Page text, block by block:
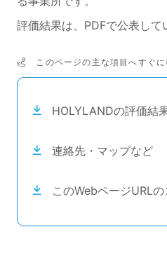
評価結果は、PDFで公表して
次のコンテンツは目次ナビゲ
このページの主な項目へすぐに
HOLYLANDの評価結
連絡先・マップなど
このWebページURL